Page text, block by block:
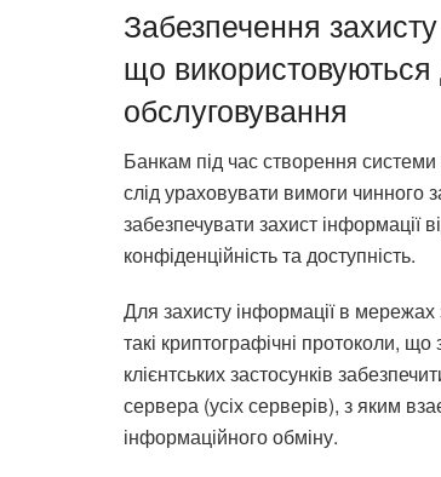
Забезпечення
що використовуються
обслуговування
Банкам під час створення
слід ураховувати вимоги чинного
забезпечувати захист інформації
конфіденційність та доступність.
Для захисту інформації в
такі криптографічні протоколи,
клієнтських застосунків
сервера (усіх серверів), з яким
інформаційного обміну.